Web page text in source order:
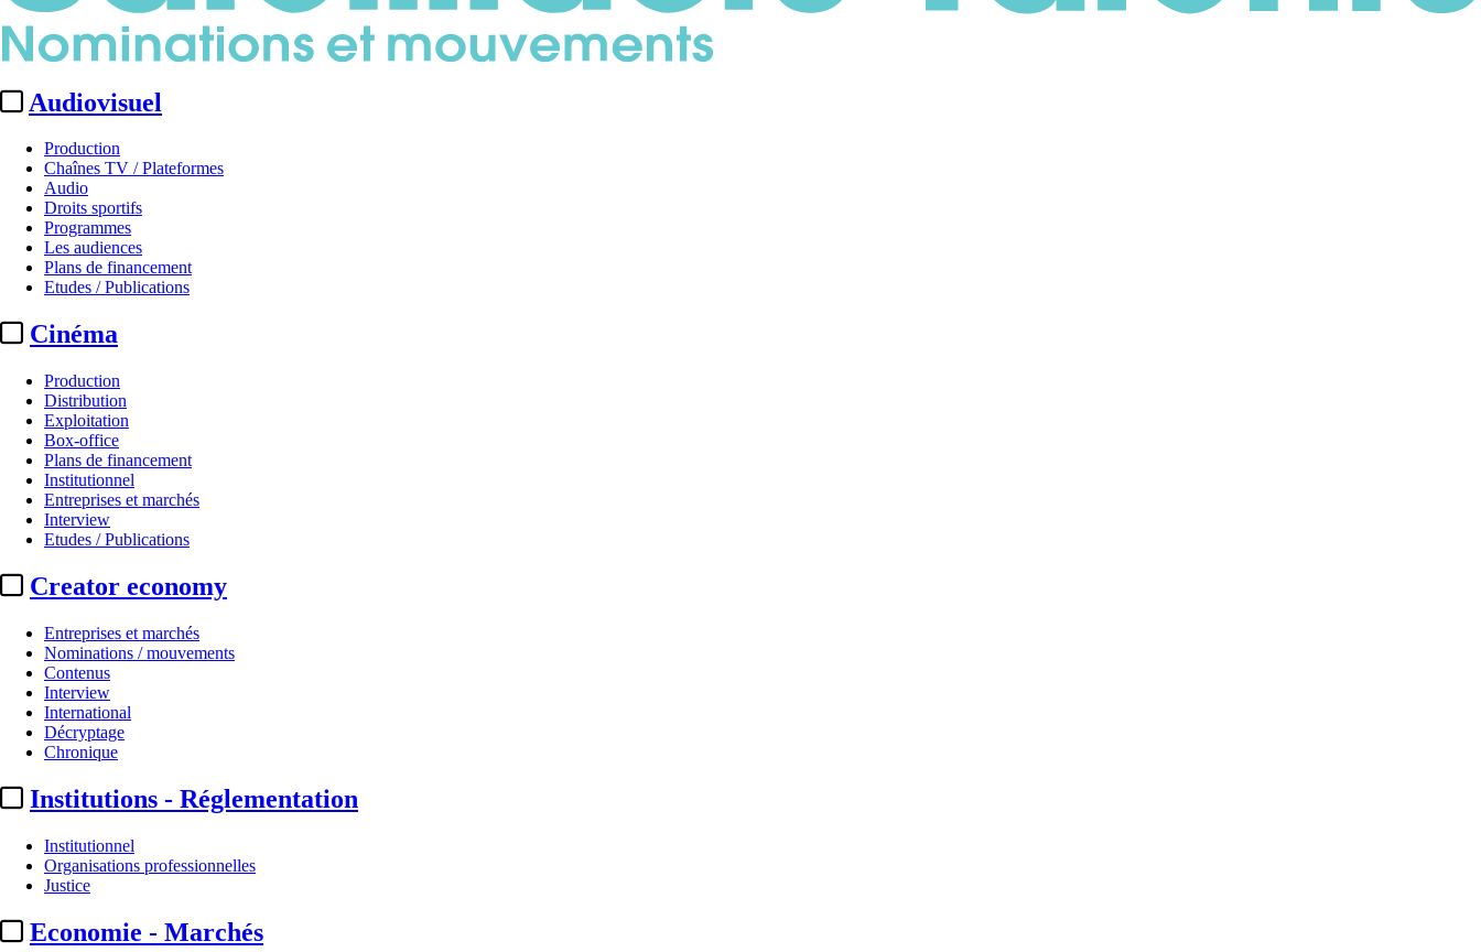
Audiovisuel
Production
Chaînes TV / Plateformes
Audio
Droits sportifs
Programmes
Les audiences
Plans de financement
Etudes / Publications
Cinéma
Production
Distribution
Exploitation
Box-office
Plans de financement
Institutionnel
Entreprises et marchés
Interview
Etudes / Publications
Creator economy
Entreprises et marchés
Nominations / mouvements
Contenus
Interview
International
Décryptage
Chronique
Institutions - Réglementation
Institutionnel
Organisations professionnelles
Justice
Economie - Marchés
Entreprises et marchés
France Télévisions :
Par
enguerand renault